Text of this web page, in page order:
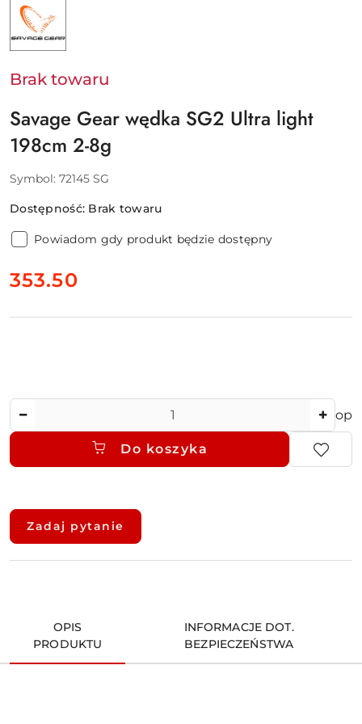
PRODUCENTA:
SAVAGE
GEAR
-
A/S
Brak towaru
Savage Gear wędka SG2 Ultra light
198cm 2-8g
Symbol: 72145 SG
Dostępność: Brak towaru
Powiadom gdy produkt będzie dostępny
cena:
353.50
op
Do koszyka
Dostępność
dostawa
Zadaj pytanie
OPIS
PRODUKTU
INFORMACJE DOT.
BEZPIECZEŃSTWA